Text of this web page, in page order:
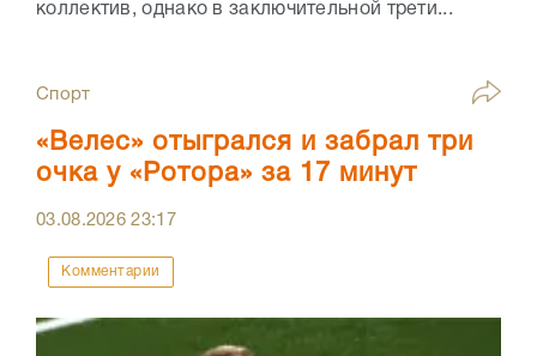
коллектив, однако в заключительной трети...
Спорт
«Велес» отыгрался и забрал три
очка у «Ротора» за 17 минут
03.08.202623:17
Комментарии